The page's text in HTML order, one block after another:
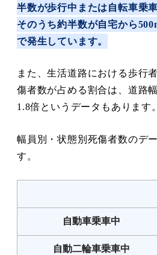
半数が歩行中または自転車乗
そのうち約半数が自宅から
で発生しています。
また、生活道路における歩行
傷者数が占める割合は、道路
1.8倍というデータもあります。
幅員別・状態別死傷者数のデ
す。
自動車乗車中
自動二輪車乗車中